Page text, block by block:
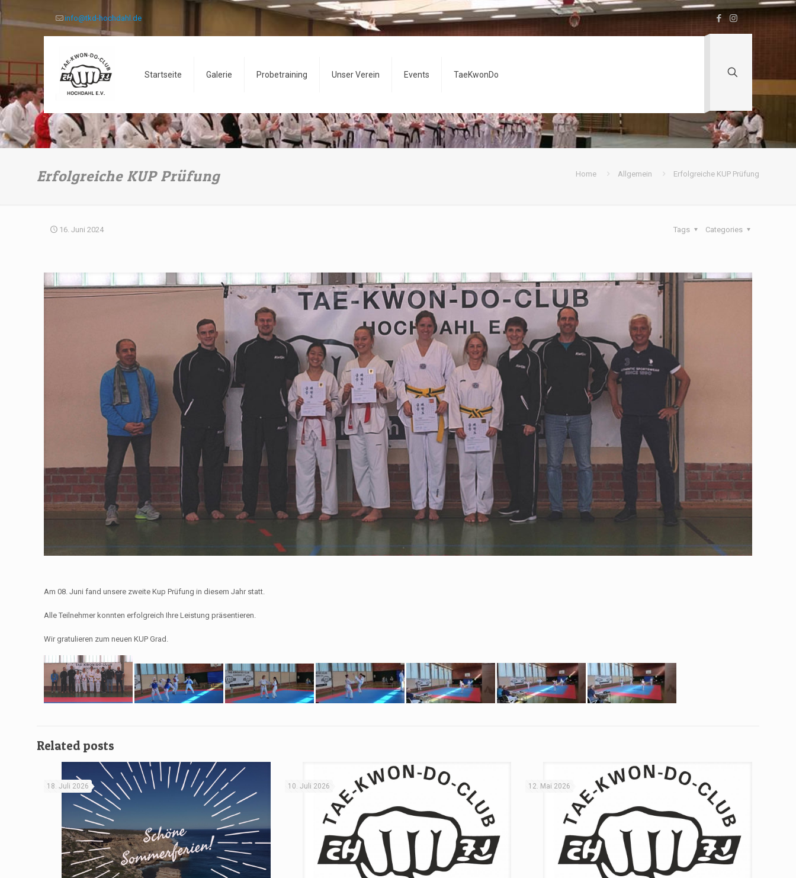
info@tkd-hochdahl.de
Startseite Galerie Probetraining Unser Verein Events TaeKwonDo
Erfolgreiche KUP Prüfung Home Allgemein Erfolgreiche KUP Prüfung
16. Juni 2024 Categories
Tags
Am 08. Juni fand unsere zweite Kup Prüfung in diesem Jahr statt.
Alle Teilnehmer konnten erfolgreich Ihre Leistung präsentieren.
Wir gratulieren zum neuen KUP Grad.
Related posts
18. Juli 2026 10. Juli 2026 12. Mai 2026